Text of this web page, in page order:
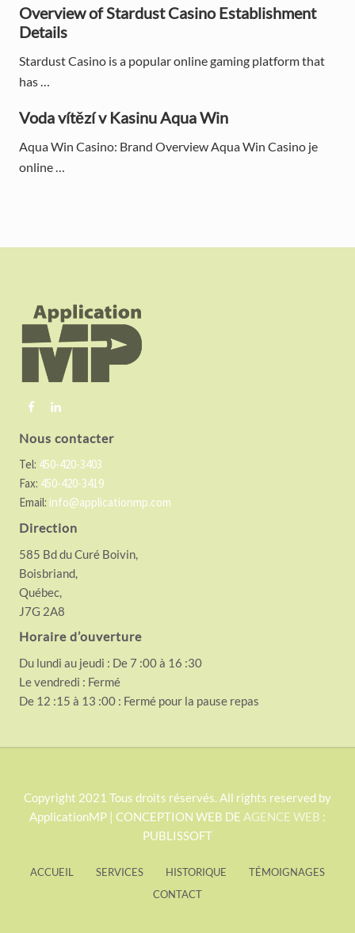
a
r
Overview of Stardust Casino Establishment
Details
Stardust Casino is a popular online gaming platform that
has …
Voda vítězí v Kasinu Aqua Win
Aqua Win Casino: Brand Overview Aqua Win Casino je
online …
Nous contacter
Tel: 450-420-3403
Fax: 450-420-3419
Email: info@applicationmp.com
Direction
585 Bd du Curé Boivin,
Boisbriand,
Québec,
J7G 2A8
Horaire d’ouverture
Du lundi au jeudi : De 7 :00 à 16 :30
Le vendredi : Fermé
De 12 :15 à 13 :00 : Fermé pour la pause repas
S
Copyright 2021 Tous droits réservés. All rights reserved by
ApplicationMP | CONCEPTION WEB DE AGENCE WEB :
PUBLISSOFT
ACCUEIL SERVICES HISTORIQUE
TÉMOIGNAGES
CONTACT